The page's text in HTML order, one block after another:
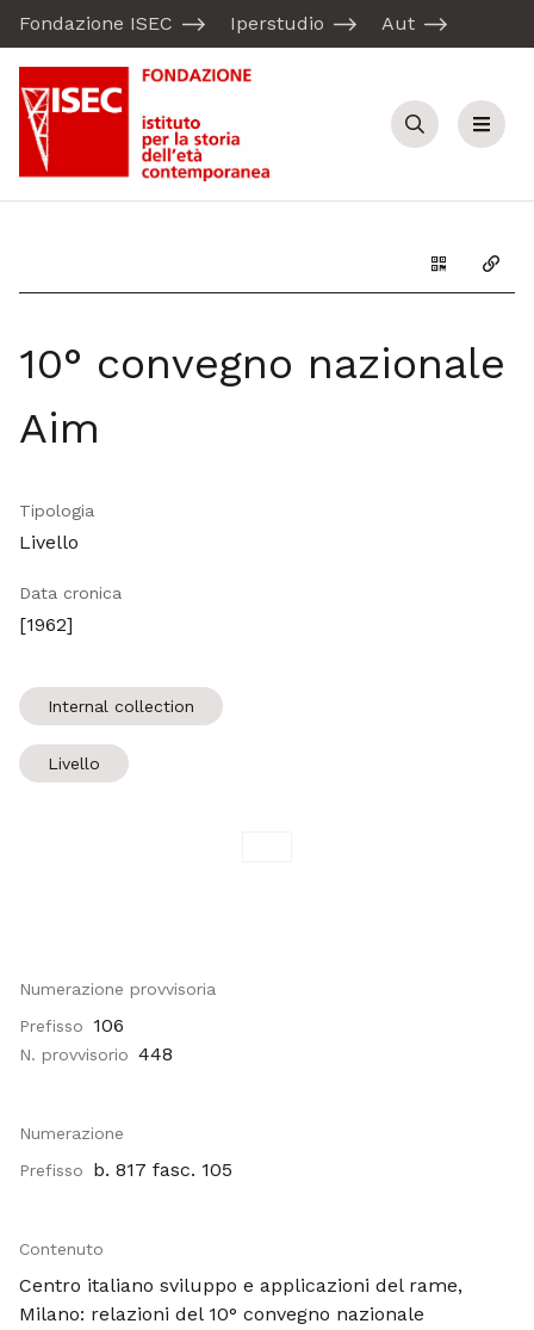
Fondazione ISEC Iperstudio Aut
Cerca Menu
Genera il
10° convegno nazionale
Aim
Tipologia
Livello
Data cronica
[1962]
Internal collection
Livello
Numerazione provvisoria
Prefisso
106
N. provvisorio 448
Numerazione
Prefisso
b. 817 fasc. 105
Contenuto
Centro italiano sviluppo e applicazioni del rame,
Milano: relazioni del 10° convegno nazionale